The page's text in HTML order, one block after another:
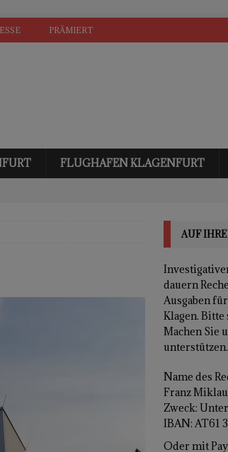
PRÄMIERT
FLUGHAFEN KLAGENFURT
AUF
dauern
Ausgaben
Klagen. Bitte
Machen Sie
Name des
Franz
Zweck:
IBAN: AT61
Oder mit